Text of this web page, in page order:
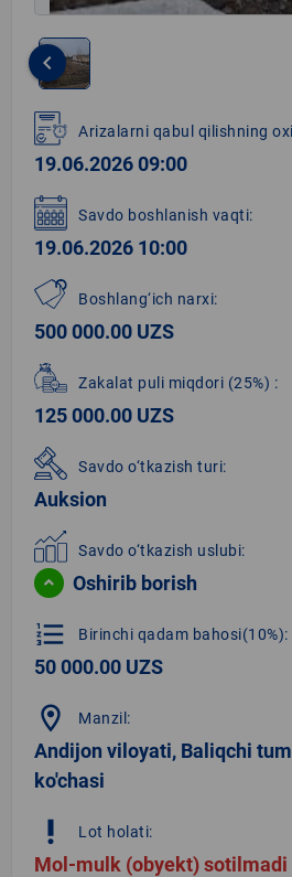
1
of
1
keyboard_arrow_left
Arizalarni qabul qilishning
19.06.2026 09:00
Savdo boshlanish vaqti:
19.06.2026 10:00
Boshlang‘ich narxi:
500 000.00 UZS
Zakalat puli miqdori (25%) :
125 000.00 UZS
Savdo o‘tkazish turi:
Auksion
Savdo o‘tkazish uslubi:
Oshirib borish
format_list_numbered Birinchi qadam bahosi(10%):
50 000.00 UZS
location_on Manzil:
Andijon viloyati, Baliqchi
ko'chasi
priority_high Lot holati:
Mol-mulk (obyekt) sotilmadi